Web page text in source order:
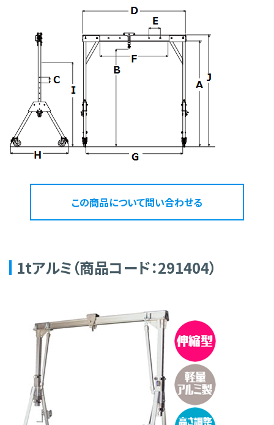
この商品について問い合わせる
1tアルミ（商品コード：291404）